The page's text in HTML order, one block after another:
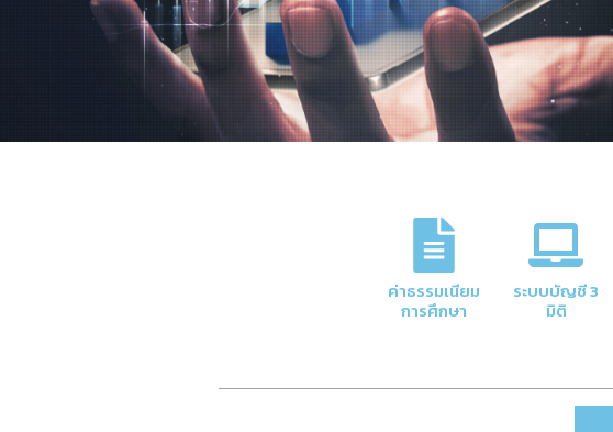
ภารกิจหลักของกองคลัง
การจัดการด้านการเงินและบัญชีของมหาวิทยาลัยให้มี
ความโปร่งใสและมีประสิทธิภาพ
ค่าธรรมเนียม
การศึกษา
ระบบบัญชี 3
มิติ